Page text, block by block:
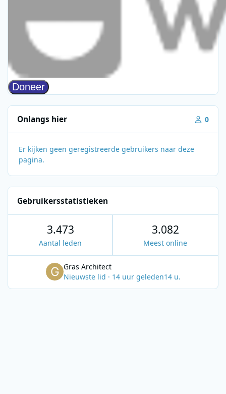
Onlangs hier 0
Er kijken geen geregistreerde gebruikers naar deze
pagina.
Gebruikersstatistieken
3.473
Aantal leden
3.082
Meest online
Gras Architect
Nieuwste lid · 14 uur geleden14 u.